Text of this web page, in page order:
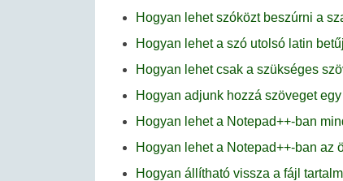
Hogyan lehet szóközt beszúrni a
Hogyan lehet a szó utolsó latin
Hogyan lehet csak a szükséges
Hogyan adjunk hozzá szöveget
Hogyan lehet a Notepad++-ban
Hogyan lehet a Notepad++-ban az
Hogyan állítható vissza a fájl